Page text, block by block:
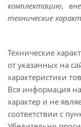
комплектацию,
технические
Технические
от указанных на
характеристики
Вся информация
характер и не
соответствии с